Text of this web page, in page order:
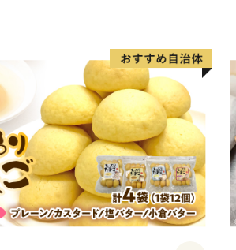
ふるさと納税をきっかけ
ひ本県にお越しください